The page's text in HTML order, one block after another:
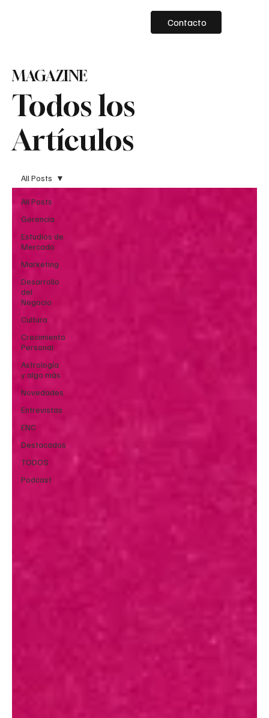
Contacto
Todos los
Artículos
MAGAZINE
All Posts
Gerencia
Estudios de
Mercado
Marketing
Desarrollo
del
Negocio
Cultura
Crecimiento
Personal
Astrología
y algo más
Novedades
Entrevistas
ENC
Destacados
TODOS
Podcast
All Posts